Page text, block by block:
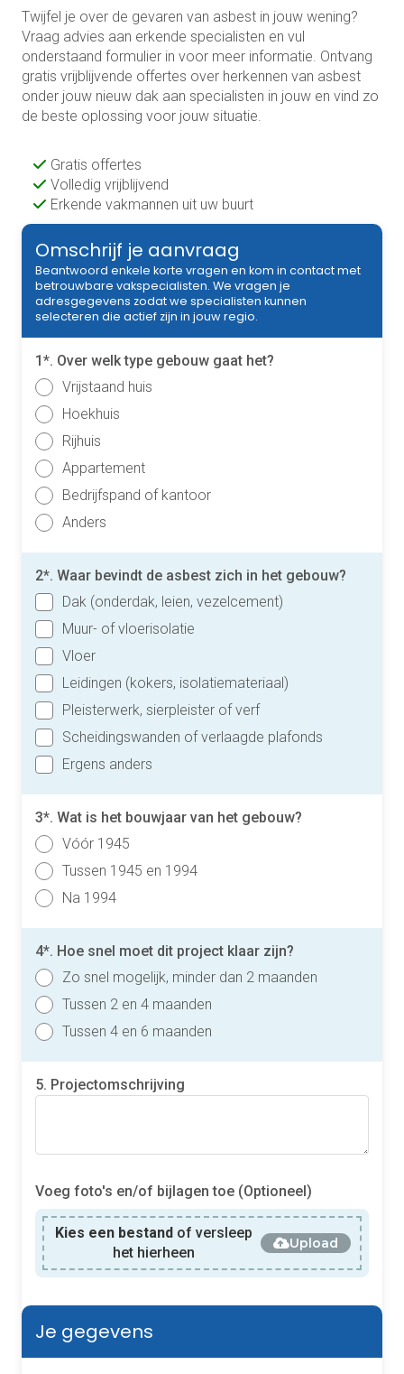
Twijfel je over de gevaren van asbest in jouw wening?
Vraag advies aan erkende specialisten en vul
onderstaand formulier in voor meer informatie. Ontvang
gratis vrijblijvende offertes over herkennen van asbest
onder jouw nieuw dak aan specialisten in jouw en vind zo
de beste oplossing voor jouw situatie.
Gratis offertes
Volledig vrijblijvend
Erkende vakmannen uit uw buurt
Omschrijf je aanvraag
Beantwoord enkele korte vragen en kom in contact met
betrouwbare vakspecialisten. We vragen je
adresgegevens zodat we specialisten kunnen
selecteren die actief zijn in jouw regio.
1*. Over welk type gebouw gaat het?
Vrijstaand huis
Hoekhuis
Rijhuis
Appartement
Bedrijfspand of kantoor
Anders
2*. Waar bevindt de asbest zich in het gebouw?
Dak (onderdak, leien, vezelcement)
Muur- of vloerisolatie
Vloer
Leidingen (kokers, isolatiemateriaal)
Pleisterwerk, sierpleister of verf
Scheidingswanden of verlaagde plafonds
Ergens anders
3*. Wat is het bouwjaar van het gebouw?
Vóór 1945
Tussen 1945 en 1994
Na 1994
4*. Hoe snel moet dit project klaar zijn?
Zo snel mogelijk, minder dan 2 maanden
Tussen 2 en 4 maanden
Tussen 4 en 6 maanden
5. Projectomschrijving
Voeg foto's en/of bijlagen toe (Optioneel)
Kies een bestand of versleep
het hierheen
Upload
Je gegevens